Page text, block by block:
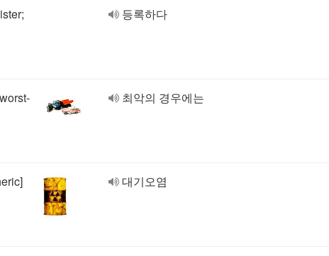
등록하다
최악의 경우에는
대기오염